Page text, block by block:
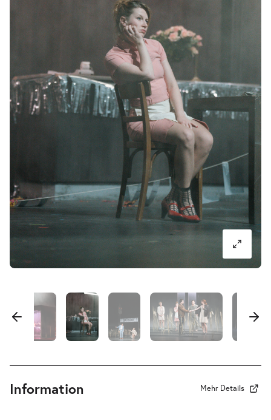
Der jüngste Tag-
Mi.
07.10.2026
Mi. 07.10.2026
19:30–21:00 Uhr
Tickets
Der jüngste Tag -
Fr.
27.11.2026
Fr. 27.11.2026
Tickets
Information Mehr Details